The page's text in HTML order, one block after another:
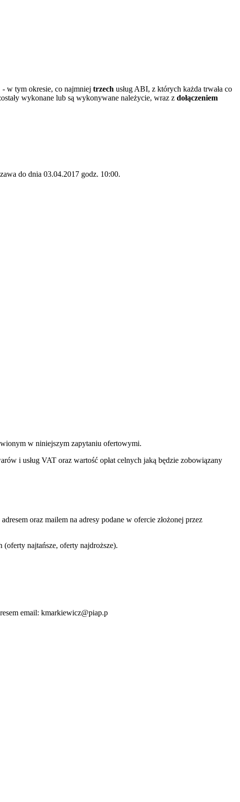
- w tym okresie, co najmniej trzech usług ABI, z których każda trwała co
wykonane lub są wykonywane należycie, wraz z dołączeniem
do dnia 03.04.2017 godz. 10:00.
w niniejszym zapytaniu ofertowymi.
i usług VAT oraz wartość opłat celnych jaką będzie zobowiązany
oraz mailem na adresy podane w ofercie złożonej przez
najtańsze, oferty najdroższe).
email: kmarkiewicz@piap.p